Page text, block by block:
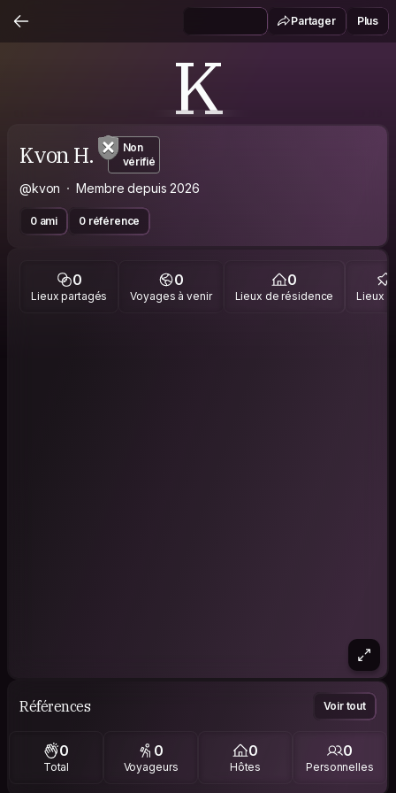
Partager Plus
K
Kvon H.
Non
vérifié
@kvon Membre depuis 2026
0 ami 0 référence
0
Lieux partagés
0
Voyages à venir
0
Lieux de résidence Lieux
Références Voir tout
0
Total
0
Voyageurs
0
Hôtes
0
Personnelles